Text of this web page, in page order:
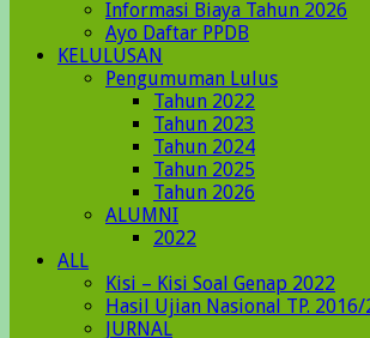
Informasi Biaya Tahun 2026
Ayo Daftar PPDB
KELULUSAN
Pengumuman Lulus
Tahun 2022
Tahun 2023
Tahun 2024
Tahun 2025
Tahun 2026
ALUMNI
2022
ALL
Kisi – Kisi Soal Genap 2022
Hasil Ujian Nasional TP. 2016/
JURNAL